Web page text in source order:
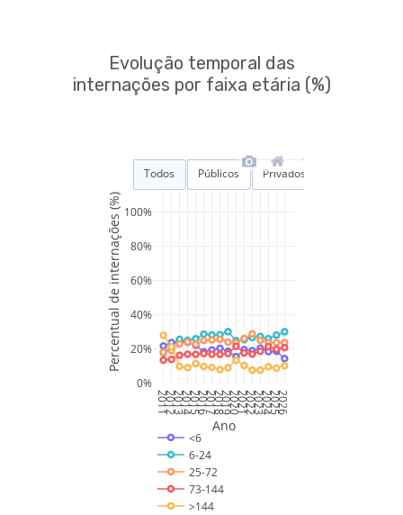
Evolução temporal das
internações por faixa etária (%)